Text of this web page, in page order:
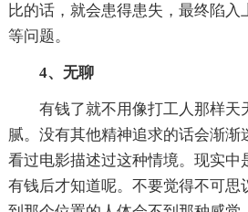
比的话，就会患得患失，最终陷入
等问题。
4、无聊
有钱了就不用像打工人那样天
腻。没有其他精神追求的话会渐渐
看过电影描述过这种情境。现实中
有钱后才知道呢。不要觉得不可思